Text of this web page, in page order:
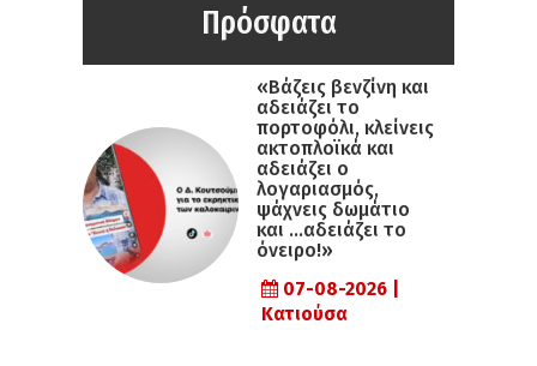
Πρόσφατα
«Βάζεις βενζίνη και
αδειάζει το
πορτοφόλι, κλείνεις
ακτοπλοϊκά και
αδειάζει ο
λογαριασμός,
ψάχνεις δωμάτιο
και …αδειάζει το
όνειρο!»
07-08-2026 |
Κατιούσα